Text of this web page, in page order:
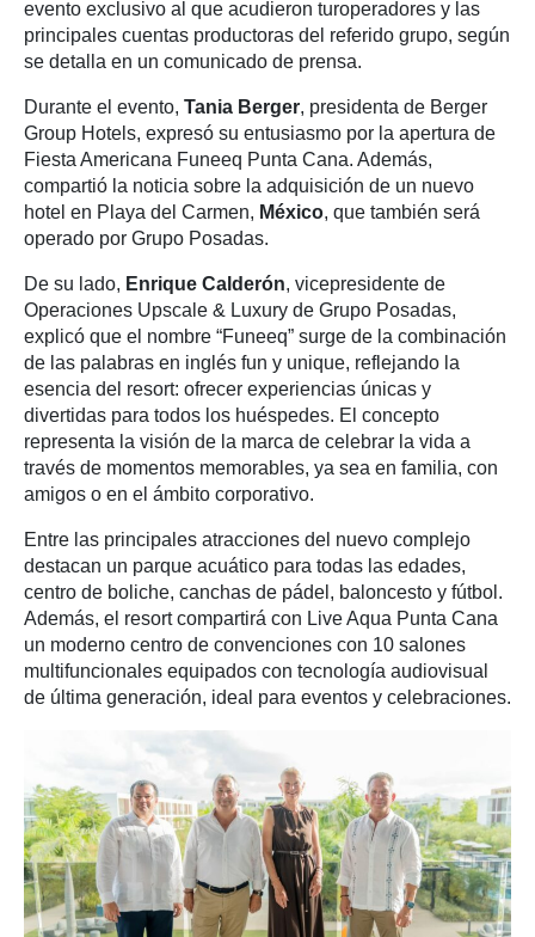
evento exclusivo al que acudieron turoperadores y las
principales cuentas productoras del referido grupo, según
se detalla en un comunicado de prensa.
Durante el evento, Tania Berger, presidenta de Berger
Group Hotels, expresó su entusiasmo por la apertura de
Fiesta Americana Funeeq Punta Cana. Además,
compartió la noticia sobre la adquisición de un nuevo
hotel en Playa del Carmen, México, que también será
operado por Grupo Posadas.
De su lado, Enrique Calderón, vicepresidente de
Operaciones Upscale & Luxury de Grupo Posadas,
explicó que el nombre “Funeeq” surge de la combinación
de las palabras en inglés fun y unique, reflejando la
esencia del resort: ofrecer experiencias únicas y
divertidas para todos los huéspedes. El concepto
representa la visión de la marca de celebrar la vida a
través de momentos memorables, ya sea en familia, con
amigos o en el ámbito corporativo.
Entre las principales atracciones del nuevo complejo
destacan un parque acuático para todas las edades,
centro de boliche, canchas de pádel, baloncesto y fútbol.
Además, el resort compartirá con Live Aqua Punta Cana
un moderno centro de convenciones con 10 salones
multifuncionales equipados con tecnología audiovisual
de última generación, ideal para eventos y celebraciones.